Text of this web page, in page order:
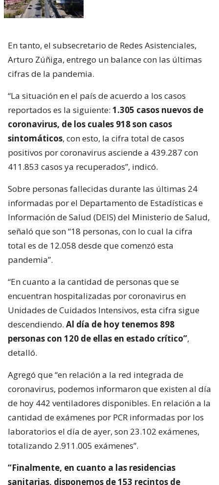
En tanto, el subsecretario de Redes Asistenciales,
Arturo Zúñiga, entrego un balance con las últimas
cifras de la pandemia.
“La situación en el país de acuerdo a los casos
reportados es la siguiente: 1.305 casos nuevos de
coronavirus, de los cuales 918 son casos
sintomáticos, con esto, la cifra total de casos
positivos por coronavirus asciende a 439.287 con
411.853 casos ya recuperados”, indicó.
Sobre personas fallecidas durante las últimas 24
informadas por el Departamento de Estadísticas e
Información de Salud (DEIS) del Ministerio de Salud,
señaló que son “18 personas, con lo cual la cifra
total es de 12.058 desde que comenzó esta
pandemia”.
“En cuanto a la cantidad de personas que se
encuentran hospitalizadas por coronavirus en
Unidades de Cuidados Intensivos, esta cifra sigue
descendiendo. Al día de hoy tenemos 898
personas con 120 de ellas en estado crítico”,
detalló.
Agregó que “en relación a la red integrada de
coronavirus, podemos informaron que existen al día
de hoy 442 ventiladores disponibles. En relación a la
cantidad de exámenes por PCR informadas por los
laboratorios el día de ayer, son 23.102 exámenes,
totalizando 2.911.005 exámenes”.
“Finalmente, en cuanto a las residencias
sanitarias, disponemos de 153 recintos de